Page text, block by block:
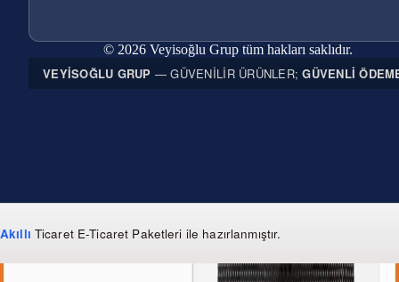
© 2026 Veyisoğlu Grup tüm hakları saklıdır.
VEYISOĞLU GRUP — GÜVENILIR ÜRÜNLER;GÜVENLI
Akıllı Ticaret E-Ticaret Paketleri ile hazırlanmıştır.